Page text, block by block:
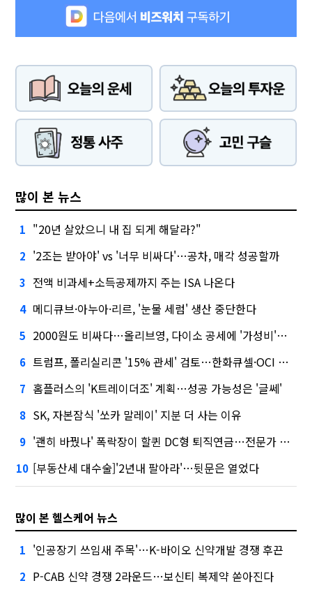
많이 본 뉴스
1 "20년 살았으니 내 집 되게 해달라?"
2 '2조는 받아야' vs '너무 비싸다'…공차, 매각 성공할까
3 전액 비과세+소득공제까지 주는 ISA 나온다
4 메디큐브·아누아·리르, '눈물 세럼' 생산 중단한다
5 2000원도 비싸다…올리브영, 다이소 공세에 '가성비'로 맞불
6 트럼프, 폴리실리콘 '15% 관세' 검토…한화큐셀·OCI 영향은?
7 홈플러스의 'K트레이더조' 계획…성공 가능성은 '글쎄'
8 SK, 자본잠식 '쏘카 말레이' 지분 더 사는 이유
9 '괜히 바꿨나' 폭락장이 할퀸 DC형 퇴직연금…전문가 조언은
10 [부동산세 대수술]'2년내 팔아라'…뒷문은 열었다
많이 본 헬스케어 뉴스
1 '인공장기 쓰임새 주목'…K-바이오 신약개발 경쟁 후끈
2 P-CAB 신약 경쟁 2라운드…보신티 복제약 쏟아진다